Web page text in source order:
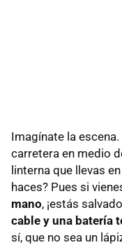
Imagínate la
carretera en medio
linterna que llevas
haces? Pues si
mano, ¡estás
cable y una batería
sí, que no sea un